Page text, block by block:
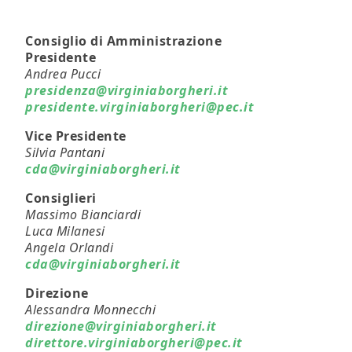
Consiglio di Amministrazione
Presidente
Andrea Pucci
presidenza@virginiaborgheri.it
presidente.virginiaborgheri@pec.it
Vice Presidente
Silvia Pantani
cda@virginiaborgheri.it
Consiglieri
Massimo Bianciardi
Luca Milanesi
Angela Orlandi
cda@virginiaborgheri.it
Direzione
Alessandra Monnecchi
direzione@virginiaborgheri.it
direttore.virginiaborgheri@pec.it